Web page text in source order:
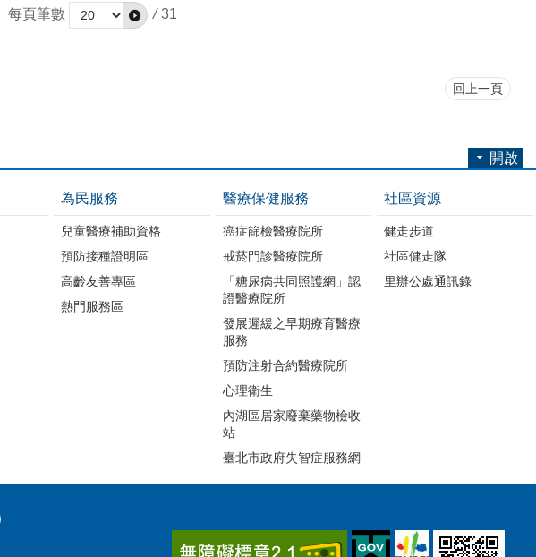
每頁筆數 / 31
回上一頁
開啟
為民服務
兒童醫療補助資格
預防接種證明區
高齡友善專區
熱門服務區
醫療保健服務
癌症篩檢醫療院所
戒菸門診醫療院所
「糖尿病共同照護網」認
證醫療院所
發展遲緩之早期療育醫療
服務
預防注射合約醫療院所
心理衛生
內湖區居家廢棄藥物檢收
站
臺北市政府失智症服務網
社區資源
健走步道
社區健走隊
里辦公處通訊錄